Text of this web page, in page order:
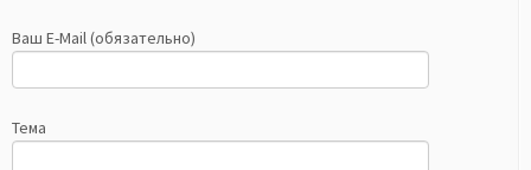
Ваш E-Mail (обязательно)
Тема